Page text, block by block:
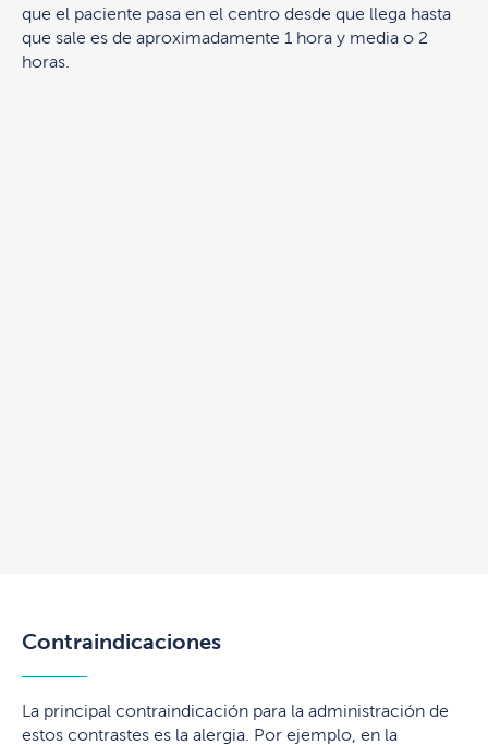
que el paciente pasa en el centro desde que llega hasta
que sale es de aproximadamente 1 hora y media o 2
horas.
Contraindicaciones
La principal contraindicación para la administración de
estos contrastes es la alergia. Por ejemplo, en la